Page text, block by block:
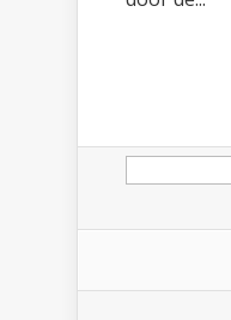
Zoeken